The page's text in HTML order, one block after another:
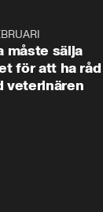
måste sälja
för att ha råd
veterinären